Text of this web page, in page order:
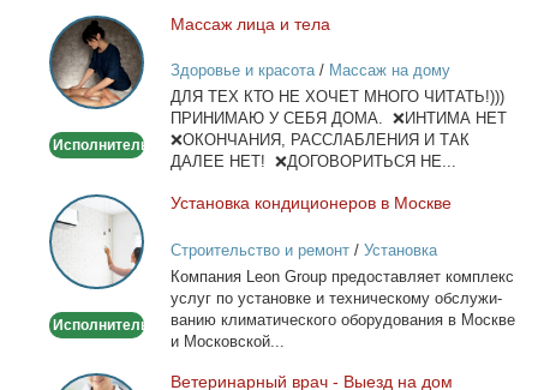
Массаж
лица
и
тела
Исполнитель
Мас­саж ли­ца и те­ла
Здоровье и красота/ Массаж на дому
ДЛЯ ТЕХ КТО НЕ ХОЧЕТ МНОГО ЧИТАТЬ!)))
ПРИНИМАЮ У СЕБЯ ДОМА. ❌ИНТИМА НЕТ
❌ОКОНЧАНИЯ, РАССЛАБЛЕНИЯ И ТАК
ДАЛЕЕ НЕТ! ❌ДОГОВОРИТЬСЯ НЕ...
Установка
кондиционеров
в
Москве
Исполнитель
Уста­нов­ка кон­ди­ци­о­не­ров в Москве
Строительство и ремонт/ Установка
кондиционеров
Ком­па­ния Leon Group предо­став­ля­ет ком­плекс
услуг по уста­нов­ке и тех­ни­че­ско­му об­слу­жи­
ва­нию кли­ма­ти­че­ско­го обо­ру­до­ва­ния в Москве
и Мос­ков­ской...
Ве­те­ри­нар­ный врач - Вы­езд на дом